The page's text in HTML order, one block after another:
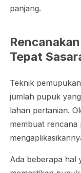
panjang.
Tepat
Teknik
jumlah pupuk
lahan pertanian.
membuat rencana
Ada beberapa hal